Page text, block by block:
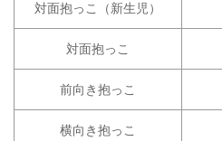
対面抱っこ（新生児）
対面抱っこ
前向き抱っこ
横向き抱っこ